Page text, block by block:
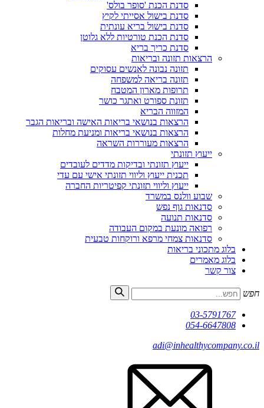
סדנת הכנת 'סופר בולס'
סדנת בישול אסייתי לקיץ
סדנת בישול בריא עונתית
סדנת הכנת טורטיות ללא גלוטן
סדנת כריך בריא
הרצאות תזונה ובריאות
תזונה נבונה לאנשים עסוקים
תזונה בריאה למשפחה
תרופות מארון המטבח
תזונת ספורט ואתגר כושר
המזווה הבריא
הרצאות בנושאי בריאות האישה ובריאות הגבר
הרצאות בנושאי בריאות ומניעת מחלות
הרצאות מעוררות השראה
ייעוץ תזונתי
ייעוץ תזונתי ובדיקות מדדים לעובדים
תכנית ייעוץ וליווי תזונתי אישי עם עדי
ייעוץ וליווי תזונתי קפיטריות החברה
שבוע וולנס במשרד
סדנאות גוף נפש
סדנאות תנועה
רפואה מונעת במקום העבודה
סדנאות צמחי מרפא ורוקחות טבעית
בלוג מתכוני בריאות
בלוג מאמרים
צור קשר
חפש
03-5791767
054-6647808
adi@inhealthycompany.co.il